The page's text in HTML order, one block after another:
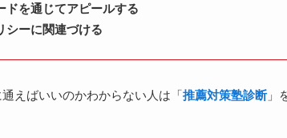
ドを通じてアピールする
シーに関連づける
えばいいのかわからない人は「推薦対策塾診断」